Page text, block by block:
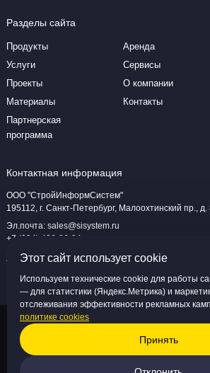
Разделы сайта
Продукты
Аренда
Услуги
Сервисы
Проекты
О компании
Материалы
Контакты
Партнерская
программа
Контактная информация
ООО "СтройИнформСистем"
195112, г. Санкт-Петербург, Малоохтинский пр., д.
Эл.почта: sales@sisystem.ru
+7 (994) 426-86-84
Посмотреть на карте
Этот сайт использует cookie
Используем технические cookie для работы
— для статистики (Яндекс.Метрика) и
отслеживания эффективности рекламных
политике cookies
Принять